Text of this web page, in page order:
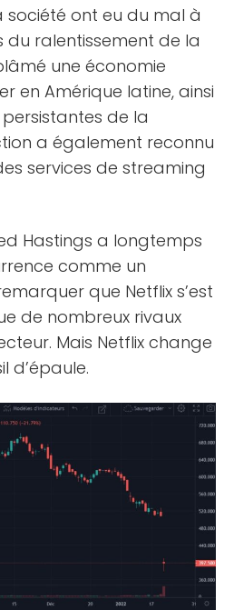
société ont eu du mal à
du ralentissement de la
une économie
en Amérique latine, ainsi
de la
a également reconnu
services de streaming
Hastings a longtemps
comme un
que Netflix s’est
de nombreux rivaux
Mais Netflix change
d’épaule.